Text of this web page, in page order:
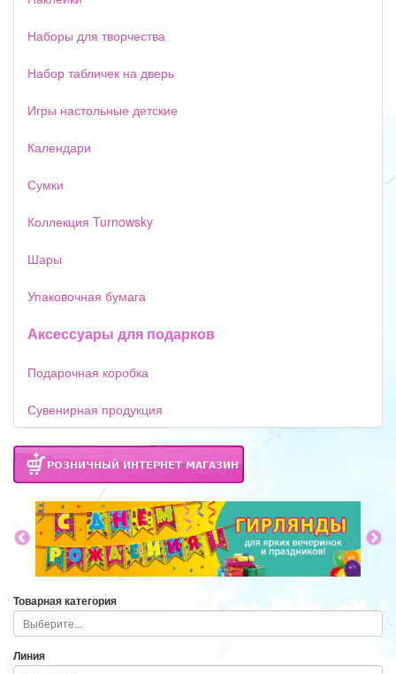
Наборы для творчества
Набор табличек на дверь
Игры настольные детские
Календари
Сумки
Коллекция Turnowsky
Шары
Упаковочная бумага
Аксессуары для подарков
Подарочная коробка
Сувенирная продукция
Товарная категория
Линия